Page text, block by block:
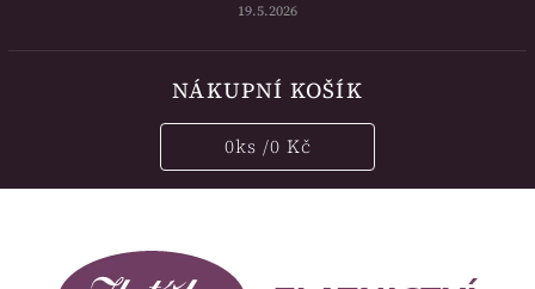
19.5.2026
NÁKUPNÍ KOŠÍK
0ks /0 Kč